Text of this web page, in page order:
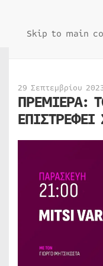
Skip to main
29 Σεπτεμβρίου
ΠΡΕΜΙΕΡΑ:
ΕΠΙΣΤΡΕΦΕΙ